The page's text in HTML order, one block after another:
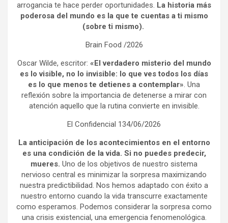
arrogancia te hace perder oportunidades. La historia más
poderosa del mundo es la que te cuentas a ti mismo
(sobre ti mismo).
Brain Food /2026
Oscar Wilde, escritor: «El verdadero misterio del mundo
es lo visible, no lo invisible: lo que ves todos los días
es lo que menos te detienes a contemplar». Una
reflexión sobre la importancia de detenerse a mirar con
atención aquello que la rutina convierte en invisible.
El Confidencial 134/06/2026
La anticipación de los acontecimientos en el entorno
es una condición de la vida. Si no puedes predecir,
mueres. Uno de los objetivos de nuestro sistema
nervioso central es minimizar la sorpresa maximizando
nuestra predictibilidad. Nos hemos adaptado con éxito a
nuestro entorno cuando la vida transcurre exactamente
como esperamos. Podemos considerar la sorpresa como
una crisis existencial, una emergencia fenomenológica.